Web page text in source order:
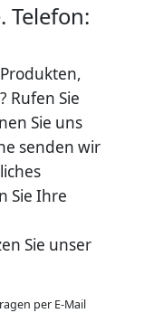
Telefon:
Rufen Sie
Sie uns
senden wir
Sie Ihre
Sie unser
per E-Mail